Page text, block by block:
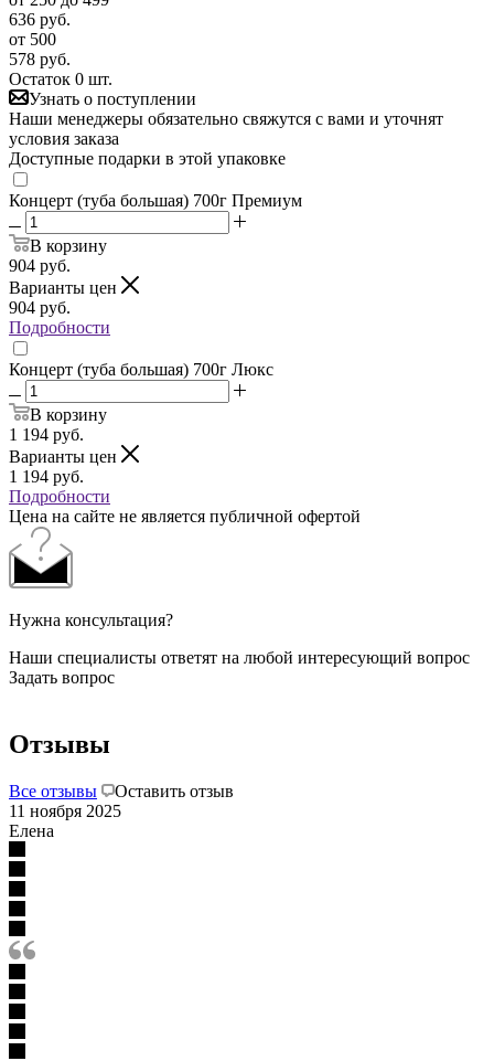
636 руб.
от 500
578 руб.
Остаток 0 шт.
Узнать о поступлении
Наши менеджеры обязательно свяжутся с вами и уточнят
условия заказа
Доступные подарки в этой упаковке
Концерт (туба большая) 700г Премиум
В корзину
904 руб.
Варианты цен
904 руб.
Подробности
Концерт (туба большая) 700г Люкс
В корзину
1 194 руб.
Варианты цен
1 194 руб.
Подробности
Цена на сайте не является публичной офертой
Нужна консультация?
Наши специалисты ответят на любой интересующий вопрос
Задать вопрос
Отзывы
Все отзывы
Оставить отзыв
11 ноября 2025
Елена